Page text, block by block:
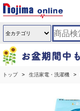
トップ 生活家電・洗濯機